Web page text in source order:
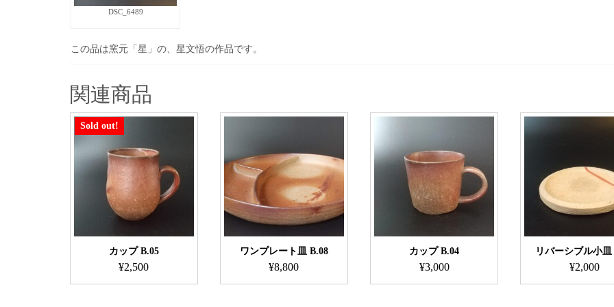
DSC_6489
この品は窯元「星」の、星文悟の作品です。
関連商品
Sold out!
カップ B.05
¥2,500
ワンプレート皿 B.08
¥8,800
カップ B.04
¥3,000
リバーシブル小皿
¥2,000